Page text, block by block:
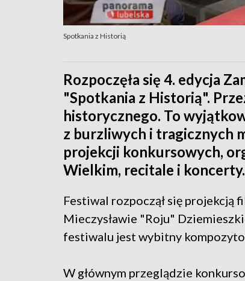
Spotkania z Historią
Rozpoczęła się 4. edycja
"Spotkania z Historią".
historycznego. To
z burzliwych i tragicznych
projekcji konkursowych,
Wielkim, recitale i koncerty.
Festiwal rozpoczął się projekcją
Mieczysławie "Roju"
festiwalu jest wybitny
W głównym przeglądzie